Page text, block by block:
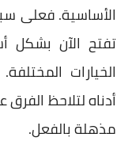
الأساسية. فعلى
تفتح الآن بشكل
الخيارات
أدناه لتلاحظ
مذهلة بالفعل.